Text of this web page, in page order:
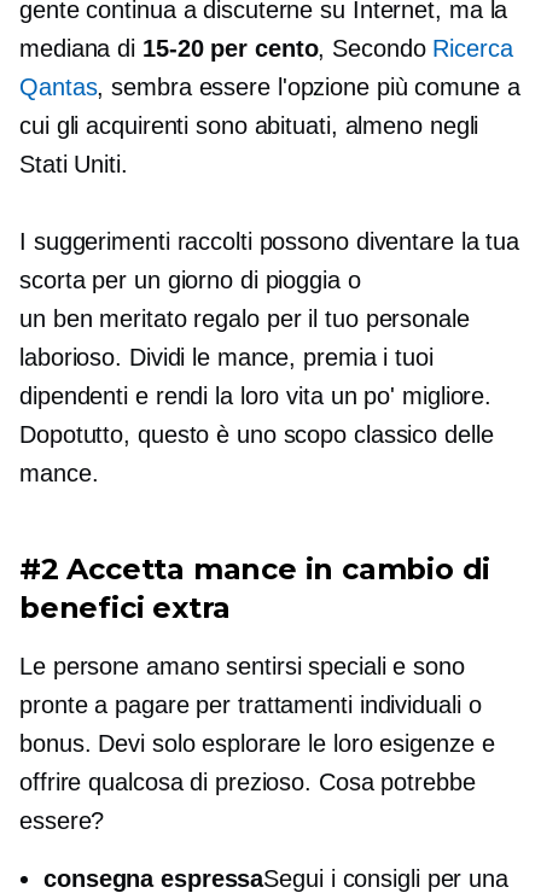
gente continua a discuterne su Internet, ma la
mediana di 15-20per cento, Secondo Ricerca
Qantas, sembra essere l'opzione più comune a
cui gli acquirenti sono abituati, almeno negli
Stati Uniti.
I suggerimenti raccolti possono diventare la tua
scorta per un giorno di pioggia o
un ben meritatoregalo per il tuo personale
laborioso. Dividi le mance, premia i tuoi
dipendenti e rendi la loro vita un po' migliore.
Dopotutto, questo è uno scopo classico delle
mance.
#2 Accetta mance in cambio di
benefici extra
Le persone amano sentirsi speciali e sono
pronte a pagare per trattamenti individuali o
bonus. Devi solo esplorare le loro esigenze e
offrire qualcosa di prezioso. Cosa potrebbe
essere?
consegna espressaSegui i consigli per una